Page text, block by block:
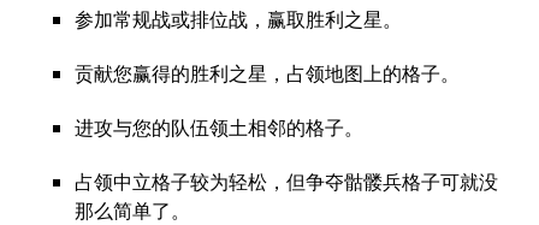
参加常规战或排位战，赢取胜利之星。
贡献您赢得的胜利之星，占领地图上的格子。
进攻与您的队伍领土相邻的格子。
占领中立格子较为轻松，但争夺骷髅兵格子可就没
那么简单了。